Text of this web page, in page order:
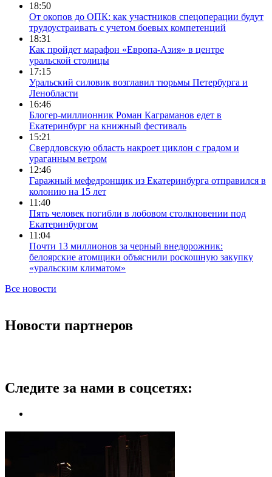
18:50
От окопов до ОПК: как участников спецоперации будут
трудоустраивать с учетом боевых компетенций
18:31
Как пройдет марафон «Европа-Азия» в центре
уральской столицы
17:15
Уральский силовик возглавил тюрьмы Петербурга и
Ленобласти
16:46
Блогер-миллионник Роман Каграманов едет в
Екатеринбург на книжный фестиваль
15:21
Свердловскую область накроет циклон с градом и
ураганным ветром
12:46
Гаражный мефедронщик из Екатеринбурга отправился в
колонию на 15 лет
11:40
Пять человек погибли в лобовом столкновении под
Екатеринбургом
11:04
Почти 13 миллионов за черный внедорожник:
белоярские атомщики объяснили роскошную закупку
«уральским климатом»
Все новости
Новости партнеров
Следите за нами в соцсетях: